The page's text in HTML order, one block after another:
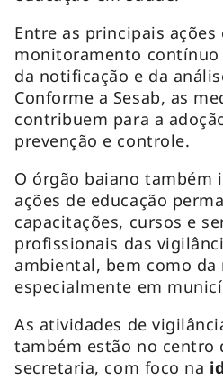
Entre as principais ações
monitoramento
da notificação e da
Conforme a Sesab, as
contribuem para a
prevenção e controle.
O órgão baiano também
ações de educação
capacitações, cursos e
profissionais das
ambiental, bem como da
especialmente em
As atividades de
também estão no centro
secretaria, com foco na